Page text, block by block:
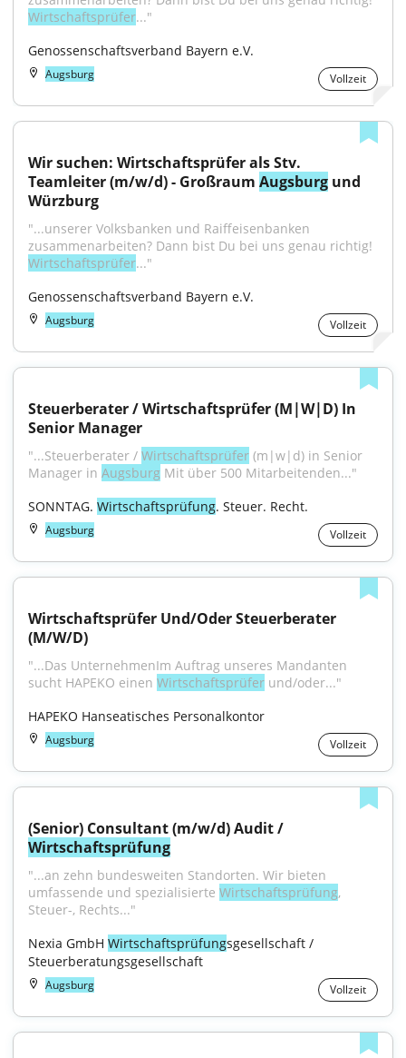
Wirtschaftsprüfer..."
Genossenschaftsverband Bayern e.V.
Augsburg Vollzeit
Wir suchen: Wirtschaftsprüfer als Stv.
Teamleiter (m/w/d) - Großraum Augsburg und
Würzburg
"...unserer Volksbanken und Raiffeisenbanken
Wirtschaftsprüfer..."
Genossenschaftsverband Bayern e.V.
Augsburg Vollzeit
Steuerberater / Wirtschaftsprüfer (M|W|D) In
Senior Manager
"...Steuerberater / Wirtschaftsprüfer (m|w|d) in Senior
Manager in Augsburg Mit über 500 Mitarbeitenden..."
SONNTAG. Wirtschaftsprüfung. Steuer. Recht.
Augsburg Vollzeit
Wirtschaftsprüfer Und/Oder Steuerberater
(M/W/D)
"...Das UnternehmenIm Auftrag unseres Mandanten
sucht HAPEKO einen Wirtschaftsprüfer und/oder..."
HAPEKO Hanseatisches Personalkontor
Augsburg Vollzeit
Wirtschaftsprüfung
"...an zehn bundesweiten Standorten. Wir bieten
umfassende und spezialisierte Wirtschaftsprüfung,
Steuer-, Rechts..."
Nexia GmbH Wirtschaftsprüfungsgesellschaft /
Steuerberatungsgesellschaft
Augsburg Vollzeit